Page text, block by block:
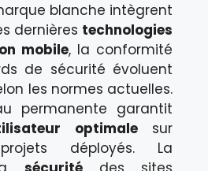
blanche intègrent
dernières technologies
mobile, la conformité
de sécurité évoluent
les normes actuelles.
permanente garantit
optimalesur
déployés. La